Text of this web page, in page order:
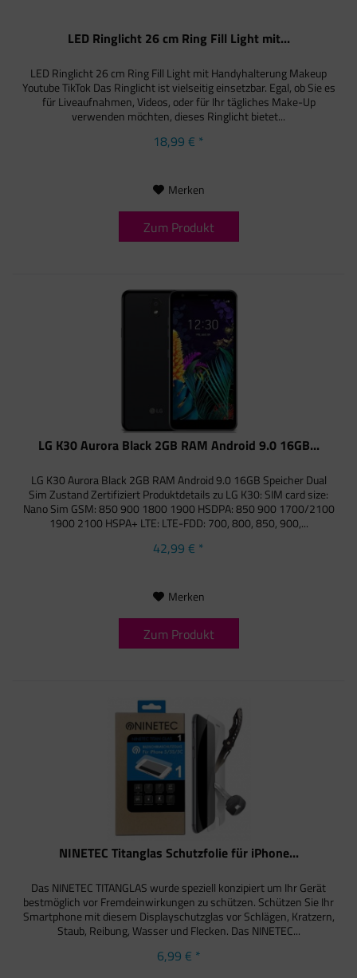
LED Ringlicht 26 cm Ring Fill Light mit...
LED Ringlicht 26 cm Ring Fill Light mit Handyhalterung Makeup
Youtube TikTok Das Ringlicht ist vielseitig einsetzbar. Egal, ob Sie es
für Liveaufnahmen, Videos, oder für Ihr tägliches Make-Up
verwenden möchten, dieses Ringlicht bietet...
18,99 € *
Merken
Zum Produkt
LG K30 Aurora Black 2GB RAM Android 9.0 16GB...
LG K30 Aurora Black 2GB RAM Android 9.0 16GB Speicher Dual
Sim Zustand Zertifiziert Produktdetails zu LG K30: SIM card size:
Nano Sim GSM: 850 900 1800 1900 HSDPA: 850 900 1700/2100
1900 2100 HSPA+ LTE: LTE-FDD: 700, 800, 850, 900,...
42,99 € *
Merken
Zum Produkt
NINETEC Titanglas Schutzfolie für iPhone...
Das NINETEC TITANGLAS wurde speziell konzipiert um Ihr Gerät
bestmöglich vor Fremdeinwirkungen zu schützen. Schützen Sie Ihr
Smartphone mit diesem Displayschutzglas vor Schlägen, Kratzern,
Staub, Reibung, Wasser und Flecken. Das NINETEC...
6,99 € *